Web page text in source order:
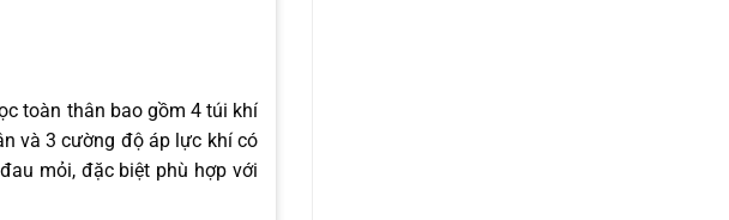
toàn thân bao gồm 4 túi khí
và 3 cường độ áp lực khí có
mỏi, đặc biệt phù hợp với